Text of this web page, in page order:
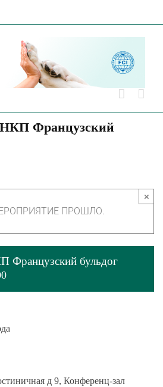
Французский
ПРОШЛО.
×
Французский бульдог
д 9, Конференц-зал